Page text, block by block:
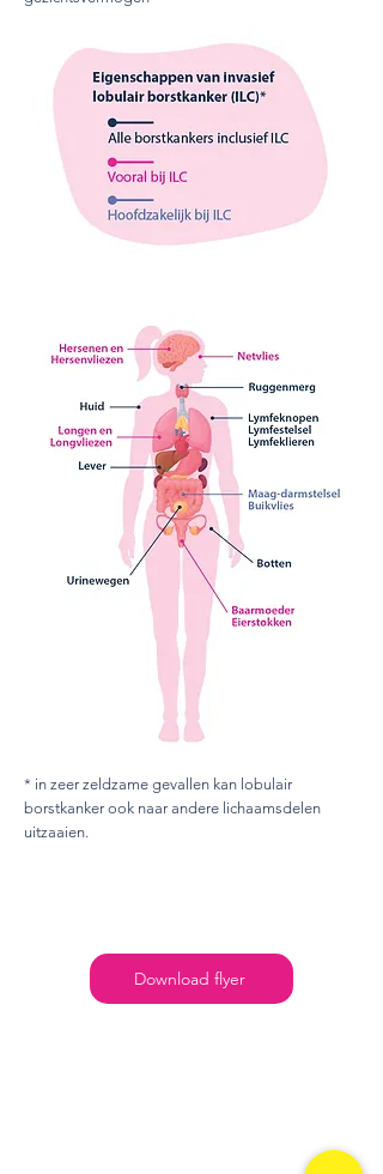
* in zeer zeldzame gevallen kan lobulair
borstkanker ook naar andere lichaamsdelen
uitzaaien.
Download flyer